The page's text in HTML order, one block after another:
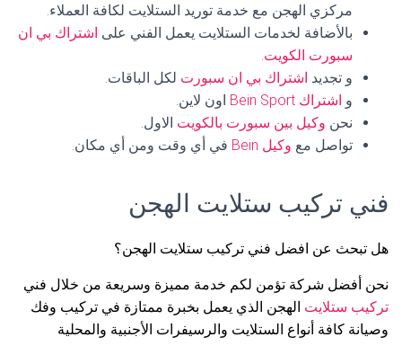
مركزي الهجن مع خدمة توريد الستلايت لكافة العملاء.
بالأضافة لخدمات الستلايت يعمل الفني على اشتراك بي ان
سبورت الكويت.
و تجديد اشتراك بي ان سبورت لكل الباقات.
و اشتراك Bein Sport
اون لاين.
نحن وكيل بين سبورت بالكويت الاول.
تواصل مع وكيل Bein في أي وقت ومن أي مكان.
فني تركيب ستلايت الهجن
هل تبحث عن افضل فني تركيب ستلايت الهجن؟
نحن أفضل شركة تؤمن لكم خدمة مميزة وسريعة من خلال فني
تركيب ستلايت الهجن الذي يعمل بخبرة ممتازة في تركيب وفك
وصيانة كافة أنواع الستلايت والرسيفرات الأجنبية والمحلية